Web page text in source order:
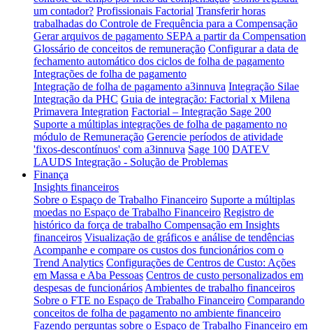
um contador? Profissionais Factorial Transferir horas
trabalhadas do Controle de Frequência para a Compensação
Gerar arquivos de pagamento SEPA a partir da Compensation
Glossário de conceitos de remuneração Configurar a data de
fechamento automático dos ciclos de folha de pagamento
Integrações de folha de pagamento
Integração de folha de pagamento a3innuva Integração Silae
Integração da PHC Guia de integração: Factorial x Milena
Primavera Integration Factorial – Integração Sage 200
Suporte a múltiplas integrações de folha de pagamento no
módulo de Remuneração Gerencie períodos de atividade
'fixos-descontínuos' com a3innuva Sage 100 DATEV
LAUDS Integração - Solução de Problemas
Finança
Insights financeiros
Sobre o Espaço de Trabalho Financeiro Suporte a múltiplas
moedas no Espaço de Trabalho Financeiro Registro de
histórico da força de trabalho Compensação em Insights
financeiros Visualização de gráficos e análise de tendências
Acompanhe e compare os custos dos funcionários com o
Trend Analytics Configurações de Centros de Custo: Ações
em Massa e Aba Pessoas Centros de custo personalizados em
despesas de funcionários Ambientes de trabalho financeiros
Sobre o FTE no Espaço de Trabalho Financeiro Comparando
conceitos de folha de pagamento no ambiente financeiro
Fazendo perguntas sobre o Espaço de Trabalho Financeiro em